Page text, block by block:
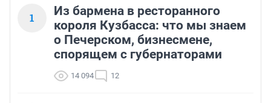
1
Из бармена в ресторанного
короля Кузбасса: что мы знаем
о Печерском, бизнесмене,
спорящем с губернаторами
14 094 12